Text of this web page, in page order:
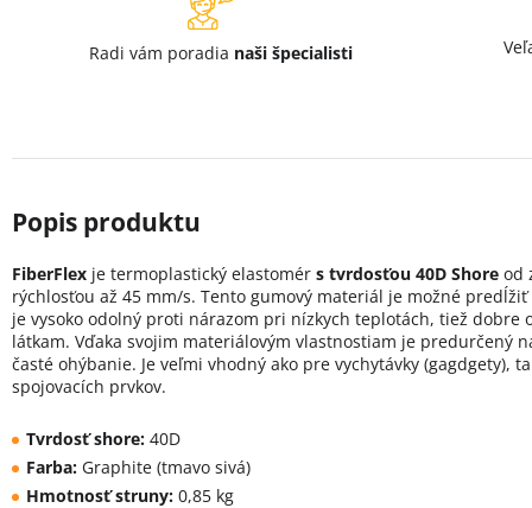
Radi vám poradia naši špecialisti
FiberFlex je termoplastický elastomér s tvrdosťou 40D Shore od
rýchlosťou až 45 mm/s. Tento gumový materiál je možné
je vysoko odolný proti nárazom pri nízkych teplotách, tiež dobre
látkam. Vďaka svojim materiálovým vlastnostiam je predurčený
časté ohýbanie. Je veľmi vhodný ako pre vychytávky (gagdgety),
spojovacích prvkov.
Tvrdosť shore: 40D
Farba: Graphite (tmavo sivá)
Hmotnosť struny: 0,85 kg